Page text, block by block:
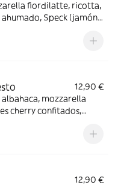
fiordilatte, ricotta,
Speck (jamón
12,90 €
mozzarella
cherry confitados,
12,90 €